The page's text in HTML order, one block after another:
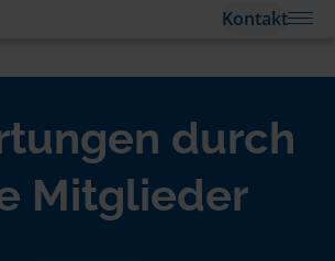
Kontakt
durch
Mitglieder